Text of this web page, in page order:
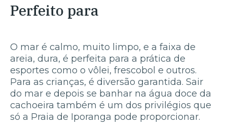
Perfeito para
O mar é calmo, muito limpo, e a faixa de
areia, dura, é perfeita para a prática de
esportes como o vôlei, frescobol e outros.
Para as crianças, é diversão garantida. Sair
do mar e depois se banhar na água doce da
cachoeira também é um dos privilégios que
só a Praia de Iporanga pode proporcionar.